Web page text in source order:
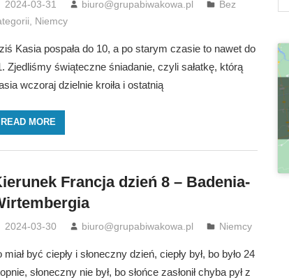
2024-03-31 biuro@grupabiwakowa.pl
Bez
, Niemcy
Kasia pospała do 10, a po starym czasie to nawet do
Zjedliśmy świąteczne śniadanie, czyli sałatkę, którą
wczoraj dzielnie kroiła i ostatnią
READ MORE
Francja dzień 8 – Badenia-
2024-03-30 biuro@grupabiwakowa.pl Niemcy
miał być ciepły i słoneczny dzień, ciepły był, bo było 24
słoneczny nie był, bo słońce zasłonił chyba pył z